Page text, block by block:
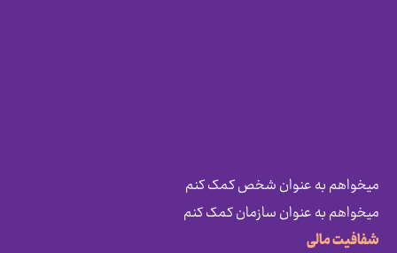
میخواهم به عنوان شخص کمک کنم
میخواهم به عنوان سازمان کمک کنم
شفافیت مالی